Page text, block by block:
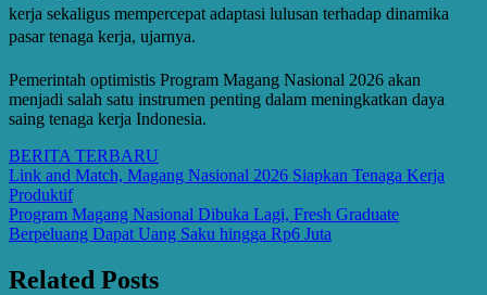
kerja sekaligus mempercepat adaptasi lulusan terhadap dinamika
pasar tenaga kerja, ujarnya.
Pemerintah optimistis Program Magang Nasional 2026 akan
menjadi salah satu instrumen penting dalam meningkatkan daya
saing tenaga kerja Indonesia.
BERITA TERBARU
Post
navigation
Link and Match, Magang Nasional 2026 Siapkan Tenaga Kerja
Produktif
Program Magang Nasional Dibuka Lagi, Fresh Graduate
Berpeluang Dapat Uang Saku hingga Rp6 Juta
Related Posts